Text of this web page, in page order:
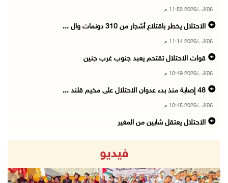
06/آب/2026 11:53 م
الاحتلال يخطر باقتلاع أشجار من 310 دونمات وال ...
06/آب/2026 11:14 م
قوات الاحتلال تقتحم يعبد جنوب غرب جنين
06/آب/2026 10:49 م
48 إصابة منذ بدء عدوان الاحتلال على مخيم قلند ...
06/آب/2026 10:45 م
الاحتلال يعتقل شابين من المغير
وزير الداخلية يبحث مع مكافحة المخدرات الدولي ...
06/آب/2026 10:01 م
فيديو